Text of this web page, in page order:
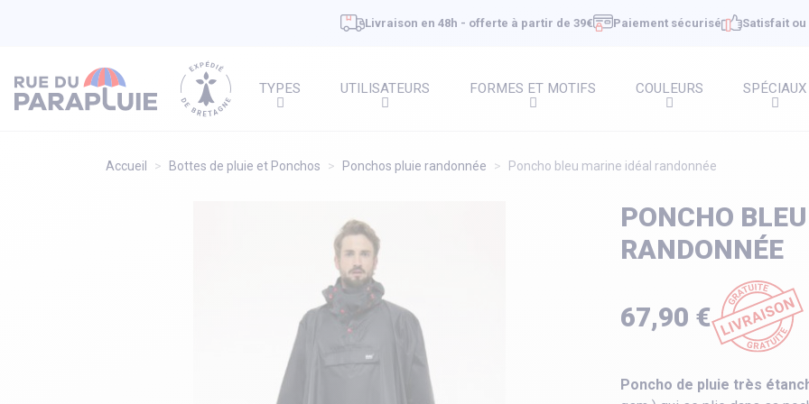
Livraison en 48h - offerte à partir de 39€ Paiement sécurisé Satisfait
TYPES UTILISATEURS FORMES ET MOTIFS COULEURS SPÉCIAUX
Accueil Bottes de pluie et Ponchos Ponchos pluie randonnée Poncho bleu marine idéal randonnée
PONCHO
RANDONNÉE
67,90 €
Poncho de pluie très